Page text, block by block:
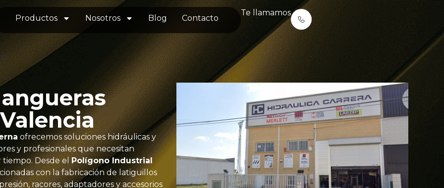
Productos Nosotros Blog Contacto
Te llamamos
ofrecemos soluciones hidráulicas y
y profesionales que necesitan
Desde el Polígono Industrial
con la fabricación de latiguillos
racores, adaptadores y accesorios